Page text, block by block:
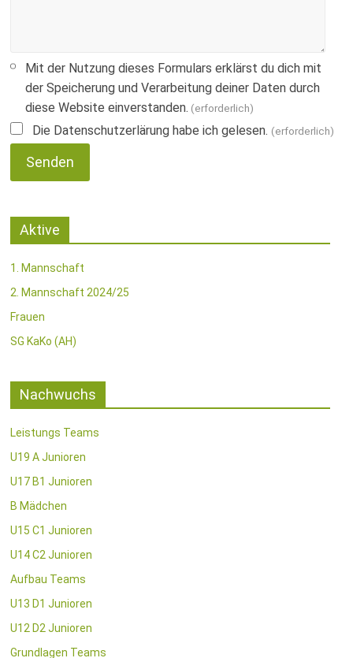
Mit der Nutzung dieses Formulars erklärst du dich mit
der Speicherung und Verarbeitung deiner Daten durch
diese Website einverstanden. (erforderlich)
Die Datenschutzerlärung habe ich gelesen. (erforderlich)
Senden
Aktive
1. Mannschaft
2. Mannschaft 2024/25
Frauen
SG KaKo (AH)
Nachwuchs
Leistungs Teams
U19 A Junioren
U17 B1 Junioren
B Mädchen
U15 C1 Junioren
U14 C2 Junioren
Aufbau Teams
U13 D1 Junioren
U12 D2 Junioren
Grundlagen Teams